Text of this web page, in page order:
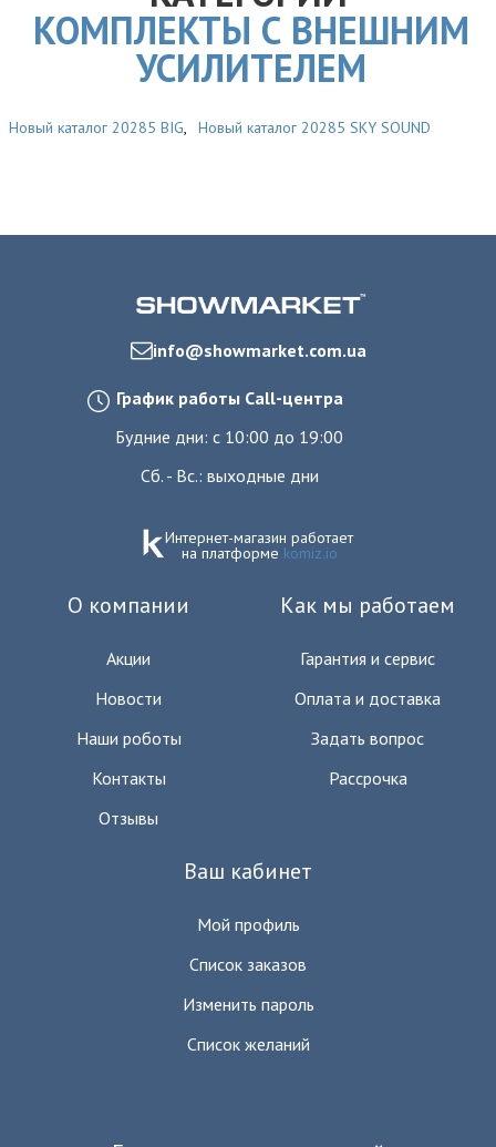
КОМПЛЕКТЫ С ВНЕШНИМ
УСИЛИТЕЛЕМ
Новый каталог 20285 BIG, Новый каталог 20285 SKY SOUND
info@showmarket.com.ua
График работы Call-центра
Будние дни: с 10:00 до 19:00
Сб. - Вс.: выходные дни
Интернет-магазин работает
на платформе komiz.io
О компании
Акции
Новости
Наши роботы
Контакты
Отзывы
Как мы работаем
Гарантия и сервис
Оплата и доставка
Задать вопрос
Рассрочка
Ваш кабинет
Мой профиль
Список заказов
Изменить пароль
Список желаний